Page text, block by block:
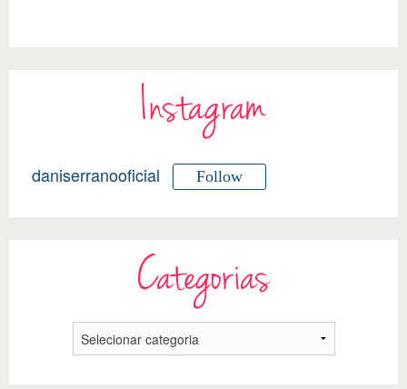
Instagram
daniserranooficial Follow
Categorias